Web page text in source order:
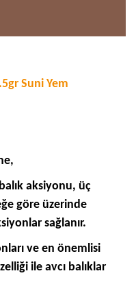
Suni Yem
aksiyonu, üç
göre üzerinde
sağlanır.
ve en önemlisi
ile avcı balıklar